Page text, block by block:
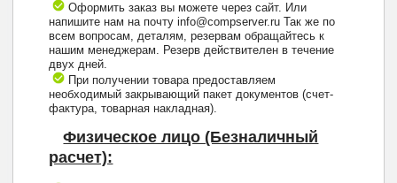
Оформить заказ вы можете через сайт. Или
напишите нам на почту info@compserver.ru Так же по
всем вопросам, деталям, резервам обращайтесь к
нашим менеджерам. Резерв действителен в течение
двух дней.
При получении товара предоставляем
необходимый закрывающий пакет документов (счет-
фактура, товарная накладная).
Физическое лицо (Безналичный
расчет):